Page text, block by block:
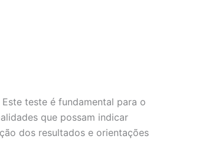
teste é fundamental para o
que possam indicar
dos resultados e orientações